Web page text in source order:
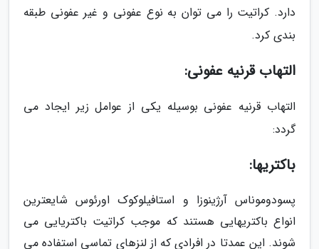
دارد. کراتیت را می توان به نوع عفونی و غیر عفونی طبقه
بندی کرد.
التهاب قرنیه عفونی:
التهاب قرنیه عفونی بوسیله یکی از عوامل زیر ایجاد می
گردد:
باکتریها:
پسودوموناس آرژینوزا و استافیلوکوک اورئوس شایعترین
انواع باکتریهایی هستند که موجب کراتیت باکتریایی می
شوند. این عمدتا در افرادی که از لنزهای تماسی استفاده می